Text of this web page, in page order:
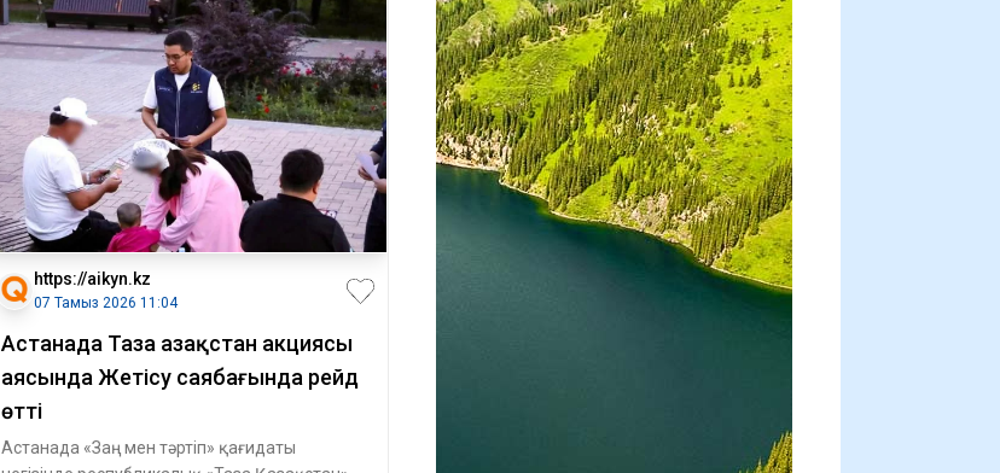
https://aikyn.kz
07 Тамыз 2026 11:04
Астанада Таза Қазақстан акциясы
аясында Жетісу саябағында рейд
өтті
Астанада «Заң мен тәртіп» қағидаты